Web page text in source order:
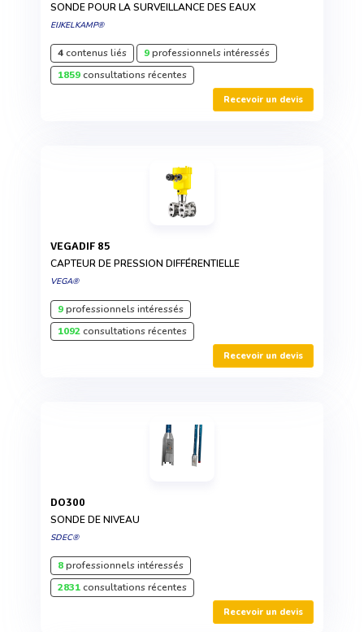
SONDE POUR LA SURVEILLANCE DES EAUX
EIJKELKAMP®
4contenus liés 9professionnels intéressés
1859consultations récentes
Recevoir un devis
VEGADIF 85
CAPTEUR DE PRESSION DIFFÉRENTIELLE
VEGA®
9professionnels intéressés
1092consultations récentes
Recevoir un devis
DO300
SONDE DE NIVEAU
SDEC®
8professionnels intéressés
2831consultations récentes
Recevoir un devis